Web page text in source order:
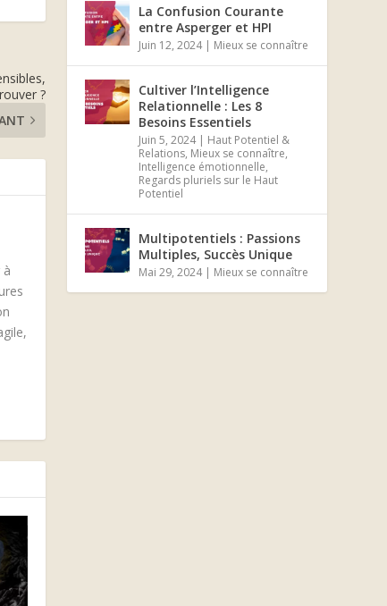
?
à
La Confusion Courante
entre Asperger et HPI
Juin 12, 2024| Mieux se connaître
Cultiver l’Intelligence
Relationnelle : Les 8
Besoins Essentiels
Juin 5, 2024| Haut Potentiel &
Relations, Mieux se connaître,
Intelligence émotionnelle,
Regards pluriels sur le Haut
Potentiel
Multipotentiels : Passions
Multiples, Succès Unique
Mai 29, 2024| Mieux se connaître